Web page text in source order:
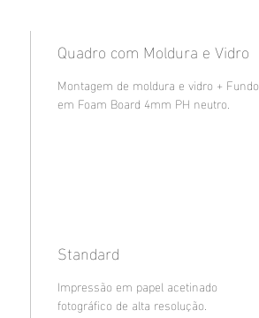
Quadro com Moldura e Vidro
Montagem de moldura e vidro + Fundo
em Foam Board 4mm PH neutro.
Standard
Impressão em papel acetinado
fotográfico de alta resolução.